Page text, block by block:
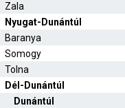
Zala
Nyugat-Dunántúl
Baranya
Somogy
Tolna
Dél-Dunántúl
Dunántúl